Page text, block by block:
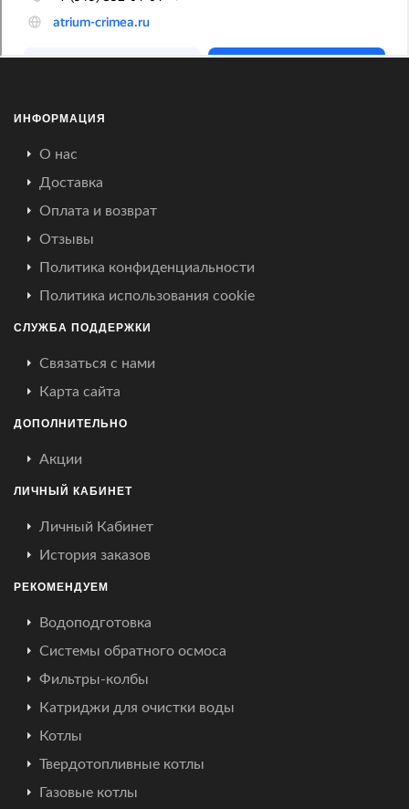
ИНФОРМАЦИЯ
О нас
Доставка
Оплата и возврат
Отзывы
Политика конфиденциальности
Политика использования cookie
СЛУЖБА ПОДДЕРЖКИ
Связаться с нами
Карта сайта
ДОПОЛНИТЕЛЬНО
Акции
ЛИЧНЫЙ КАБИНЕТ
Личный Кабинет
История заказов
РЕКОМЕНДУЕМ
Водоподготовка
Системы обратного осмоса
Фильтры-колбы
Катриджи для очистки воды
Котлы
Твердотопливные котлы
Газовые котлы